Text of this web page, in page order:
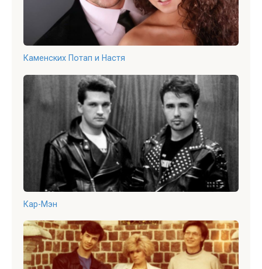
Каменских Потап и Настя
Кар-Мэн